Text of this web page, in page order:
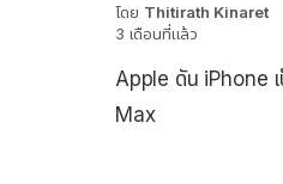
โดย Thitirath Kinaret
3 เดือนที่แล้ว
Apple ดัน iPhone
Max